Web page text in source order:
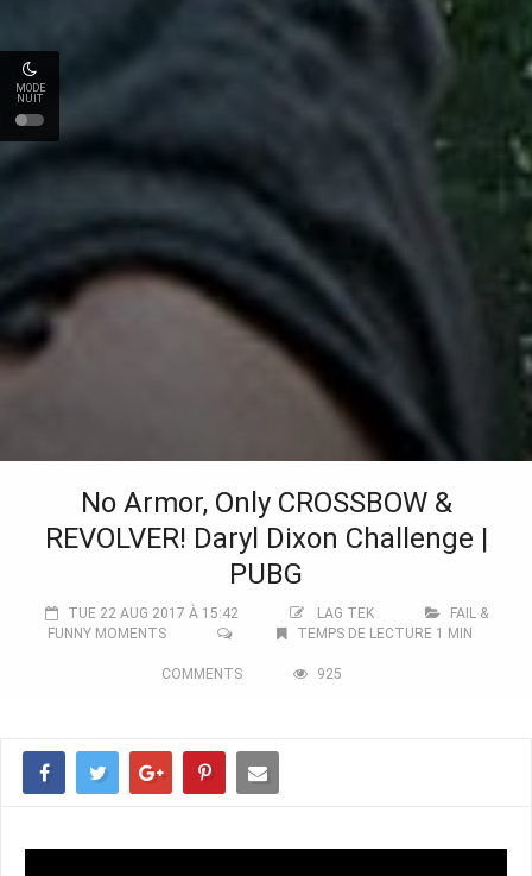
MODE
NUIT
No Armor, Only CROSSBOW &
REVOLVER! Daryl Dixon Challenge |
PUBG
TUE 22 AUG 2017 À 15:42 LAG TEK
FAIL &
FUNNY MOMENTS
TEMPS DE LECTURE 1 MIN
COMMENTS 925